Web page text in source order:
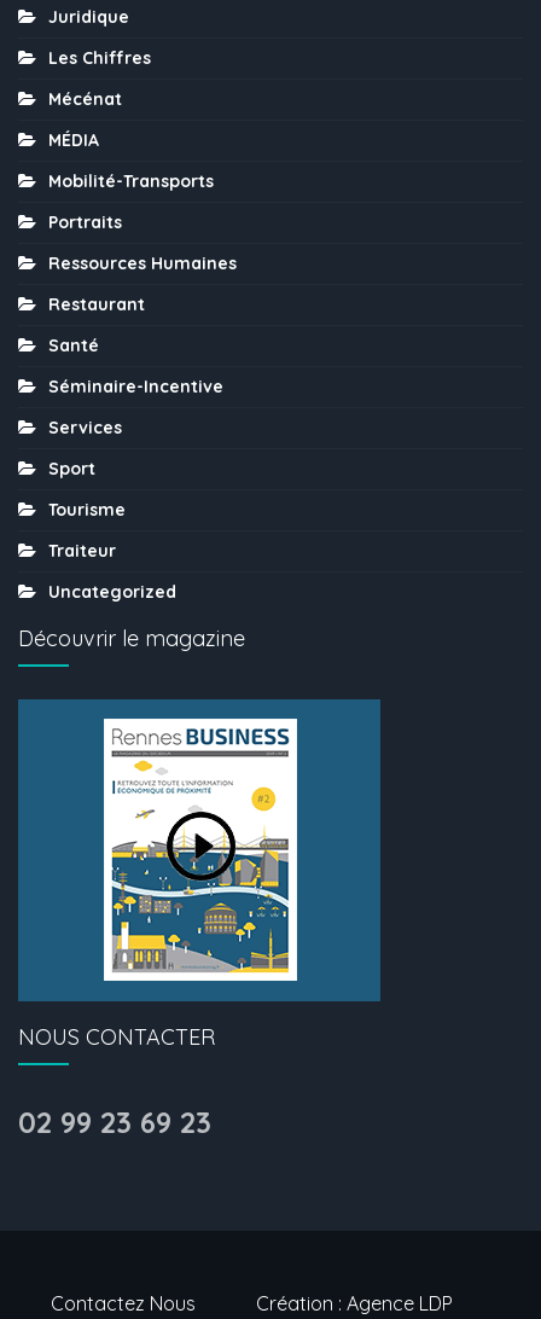
Juridique
Les Chiffres
Mécénat
MÉDIA
Mobilité-Transports
Portraits
Ressources Humaines
Restaurant
Santé
Séminaire-Incentive
Services
Sport
Tourisme
Traiteur
Uncategorized
Découvrir le magazine
NOUS CONTACTER
02 99 23 69 23
Contactez Nous Création : Agence LDP